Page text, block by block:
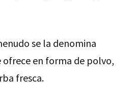
se la denomina
en forma de polvo,
fresca.